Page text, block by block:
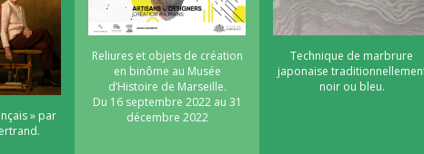
» par
Reliures et objets de création
en binôme au Musée
d’Histoire de Marseille.
Du 16 septembre 2022 au 31
décembre 2022
Technique de marbrure
japonaise
noir ou bleu.